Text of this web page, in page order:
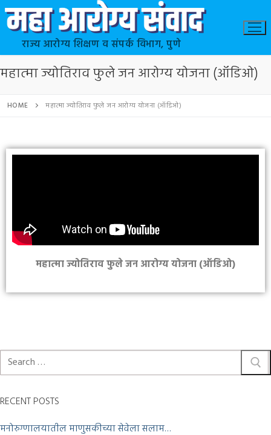
राज्य आरोग्य शिक्षण व संपर्क विभाग, पुणे
महात्मा ज्योतिराव फुले जन आरोग्य योजना (ऑडिओ)
HOME महात्मा ज्योतिराव फुले जन आरोग्य योजना (ऑडिओ)
महात्मा ज्योतिराव फुले जन आरोग्य योजना (ऑडिओ)
RECENT POSTS
मनोरुग्णालयातील माणुसकीच्या सेवेला सलाम…